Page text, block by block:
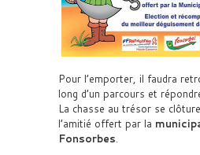
Pour l’emporter, il faudra
long d’un parcours et
La chasse au trésor se
l’amitié offert par la
Fonsorbes